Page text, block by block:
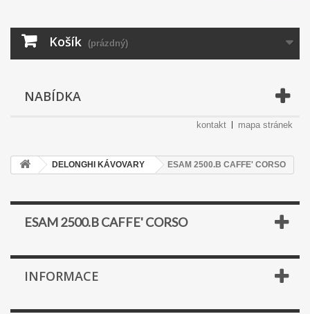
Košík (prázdný)
NABÍDKA
kontakt mapa stránek
DELONGHI KÁVOVARY ESAM 2500.B CAFFE' CORSO
ESAM 2500.B CAFFE' CORSO
INFORMACE